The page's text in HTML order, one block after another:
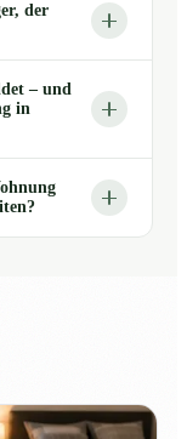
der
– und
in